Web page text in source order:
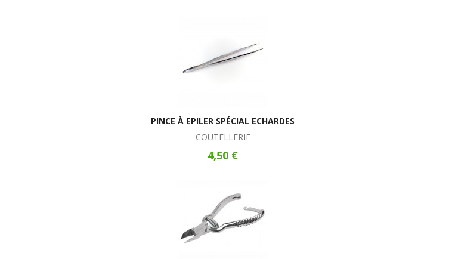
PINCE À EPILER SPÉCIAL ECHARDES
COUTELLERIE
4,50 €